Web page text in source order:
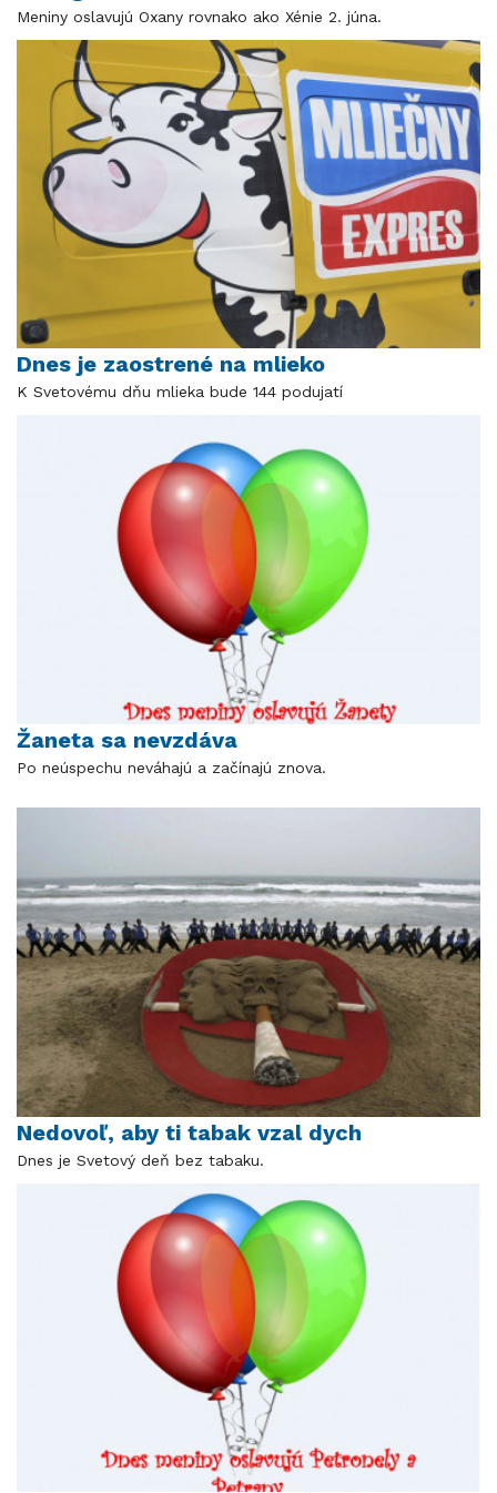
Meniny oslavujú Oxany rovnako ako Xénie 2. júna.
Dnes je zaostrené na mlieko
K Svetovému dňu mlieka bude 144 podujatí
Žaneta sa nevzdáva
Po neúspechu neváhajú a začínajú znova.
Nedovoľ, aby ti tabak vzal dych
Dnes je Svetový deň bez tabaku.